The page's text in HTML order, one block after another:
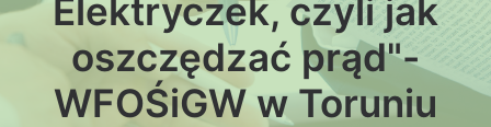
Wiedza
Media
Kontakt
Elektryczek, czyli jak
oszczędzać prąd"-
WFOŚiGW w Toruniu